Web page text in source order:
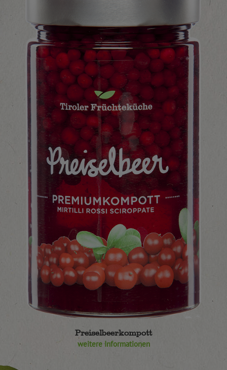
Preiselbeerkompott
weitere Informationen